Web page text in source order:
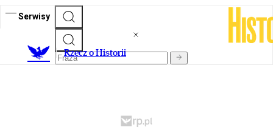
Serwisy
Rzecz o Historii